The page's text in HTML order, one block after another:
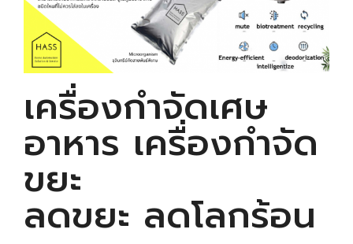
เครื่องกำจัดเศษ
อาหาร เครื่องกำจัด
ขยะ
ลดขยะ ลดโลกร้อน